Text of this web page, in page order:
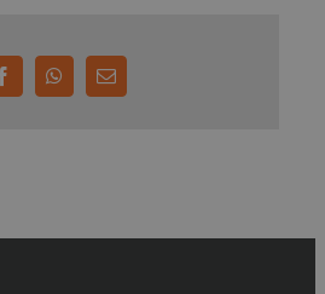
FacebookWhatsApp
E-